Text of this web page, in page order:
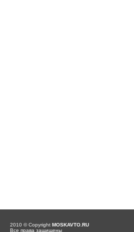
2010 © Copyright MOSKAVTO.RU
Все права защищены